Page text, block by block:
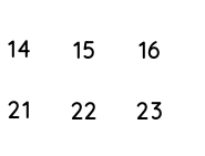
14 15 16
21 22 23